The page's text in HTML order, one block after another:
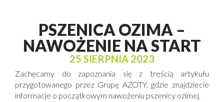
PSZENICA OZIMA –
NAWOŻENIE NA START
25 SIERPNIA 2023
Zachęcamy do zapoznania się z treścią artykułu
przygotowanego przez Grupę AZOTY, gdzie znajdziecie
informacje o początkowym nawożeniu pszenicy ozimej.